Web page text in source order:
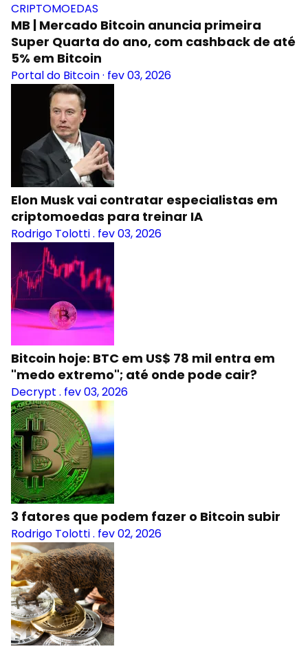
CRIPTOMOEDAS
MB | Mercado Bitcoin anuncia primeira
Super Quarta do ano, com cashback de até
5% em Bitcoin
Portal do Bitcoin· fev 03, 2026
Elon Musk vai contratar especialistas em
criptomoedas para treinar IA
Rodrigo Tolotti. fev 03, 2026
Bitcoin hoje: BTC em US$ 78 mil entra em
"medo extremo"; até onde pode cair?
Decrypt . fev 03, 2026
3 fatores que podem fazer o Bitcoin subir
Rodrigo Tolotti. fev 02, 2026